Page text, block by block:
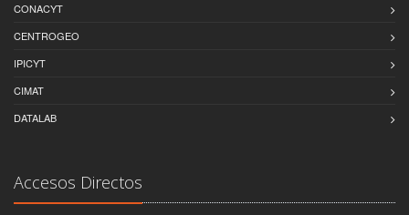
CONACYT
CENTROGEO
IPICYT
CIMAT
DATALAB
Accesos Directos